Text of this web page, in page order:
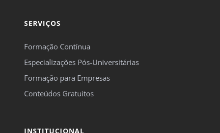
SERVIÇOS
Formação Contínua
Especializações Pós-Universitárias
Formação para Empresas
Conteúdos Gratuitos
INSTITUCIONAL